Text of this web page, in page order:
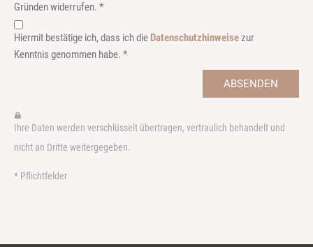
Gründen widerrufen. *
Hiermit bestätige ich, dass ich die Datenschutzhinweisezur
Kenntnis genommen habe. *
ABSENDEN
Ihre Daten werden verschlüsselt übertragen, vertraulich behandelt und
nicht an Dritte weitergegeben.
* Pflichtfelder